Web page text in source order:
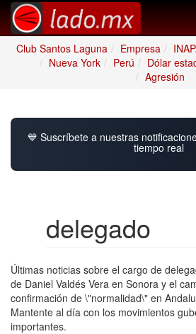
Club Santos Laguna
Empresa
Nueva York
Perú Dólar
Agresión
💙 Suscríbete a nuestras
tiempo real
delegado
Últimas noticias sobre el cargo de
de Daniel Valdés Vera en Sonora y el
confirmación de \"normalidad\" en
Mantente al día con los movimientos
importantes.